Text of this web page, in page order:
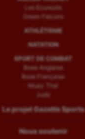
Les Ecureuils
Green Falcons
ATHLÉTISME
NATATION
SPORT DE COMBAT
Boxe Anglaise
Boxe Française
Muay Thaï
Judo
Le projet Gazette Sports
Nous soutenir